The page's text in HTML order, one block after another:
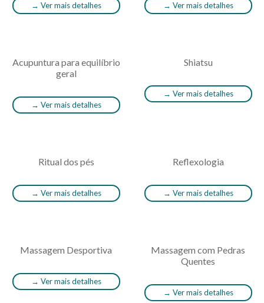
→ Ver mais detalhes → Ver mais detalhes
Acupuntura para equilíbrio
geral
→ Ver mais detalhes
Shiatsu
→ Ver mais detalhes
Ritual dos pés
→ Ver mais detalhes
Reflexologia
→ Ver mais detalhes
Massagem Desportiva
→ Ver mais detalhes
Massagem com Pedras
Quentes
→ Ver mais detalhes